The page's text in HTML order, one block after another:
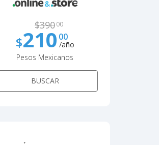
$39000
$210 00
/año
Pesos Mexicanos
BUSCAR